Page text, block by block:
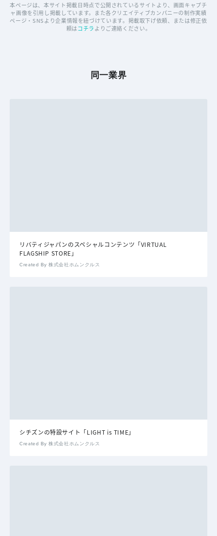
本ページは、本サイト掲載日時点で公開されているサイトより、画面キャプチ
ャ画像を引用し掲載しています。また各クリエイティブカンパニーの制作実績
ページ・SNSより企業情報を紐づけています。掲載取下げ依頼、または修正依
頼はコチラよりご連絡ください。
同一業界
リバティジャパンのスペシャルコンテンツ「VIRTUAL
FLAGSHIP STORE」
Created By 株式会社ホムンクルス
シチズンの特設サイト「LIGHT is TIME」
Created By 株式会社ホムンクルス